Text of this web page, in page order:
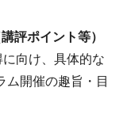
評ポイント等）
向け、具体的な
ム開催の趣旨・目